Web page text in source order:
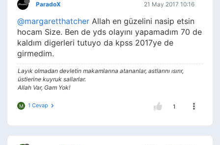
ParadoX 21 May 2017 10:16
@margaretthatcher Allah en güzelini nasip etsin
hocam Size. Ben de yds olayını yapamadım 70 de
kaldım digerleri tutuyo da kpss 2017ye de
girmedim.
Layık olmadan devletin makamlarına atananlar, astlarını ısırır,
üstlerine kuyruk sallarlar.
Allah Var, Gam Yok!
M 1 Cevap 1